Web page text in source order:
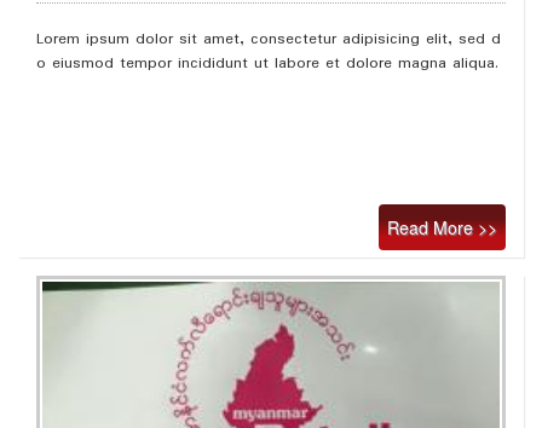
Lorem ipsum dolor sit amet, consectetur adipisicing elit, sed d
o eiusmod tempor incididunt ut labore et dolore magna aliqua.
Read More >>